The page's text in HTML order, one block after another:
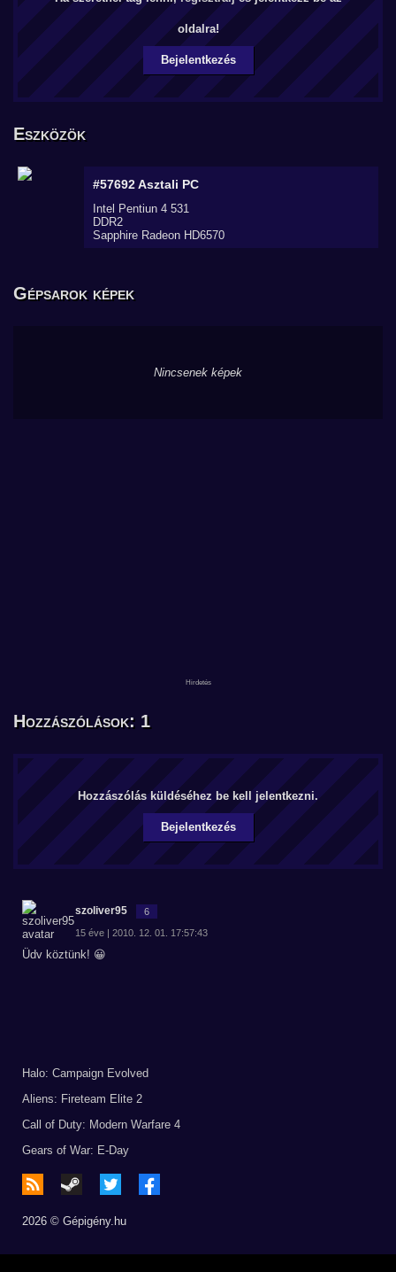
oldalra!
Bejelentkezés
Eszközök
#57692Asztali PC
Intel Pentiun 4 531
DDR2
Sapphire Radeon HD6570
Gépsarok képek
Nincsenek képek
Hozzászólások: 1
Hozzászólás küldéséhez be kell jelentkezni.
Bejelentkezés
szoliver95 6
15 éve | 2010. 12. 01. 17:57:43
Üdv köztünk! 😀
Halo: Campaign Evolved
Aliens: Fireteam Elite 2
Call of Duty: Modern Warfare 4
Gears of War: E-Day
2026 © Gépigény.hu